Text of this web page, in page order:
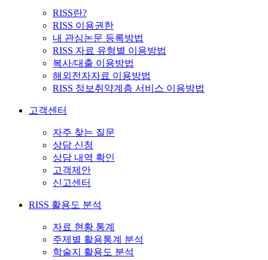
RISS란?
RISS 이용권한
내 관심논문 등록방법
RISS 자료 유형별 이용방법
복사/대출 이용방법
해외전자자료 이용방법
RISS 정보취약계층 서비스 이용방법
고객센터
자주 찾는 질문
상담 신청
상담 내역 확인
고객제안
신고센터
RISS 활용도 분석
자료 현황 통계
주제별 활용통계 분석
학술지 활용도 분석